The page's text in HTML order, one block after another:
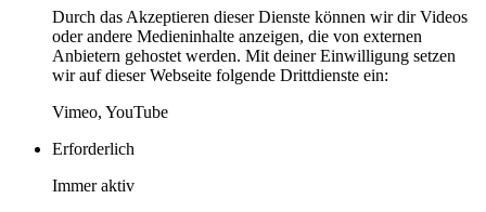
Durch das Akzeptieren dieser Dienste können wir dir Videos
oder andere Medieninhalte anzeigen, die von externen
Anbietern gehostet werden. Mit deiner Einwilligung setzen
wir auf dieser Webseite folgende Drittdienste ein:
Vimeo, YouTube
Erforderlich
Immer aktiv